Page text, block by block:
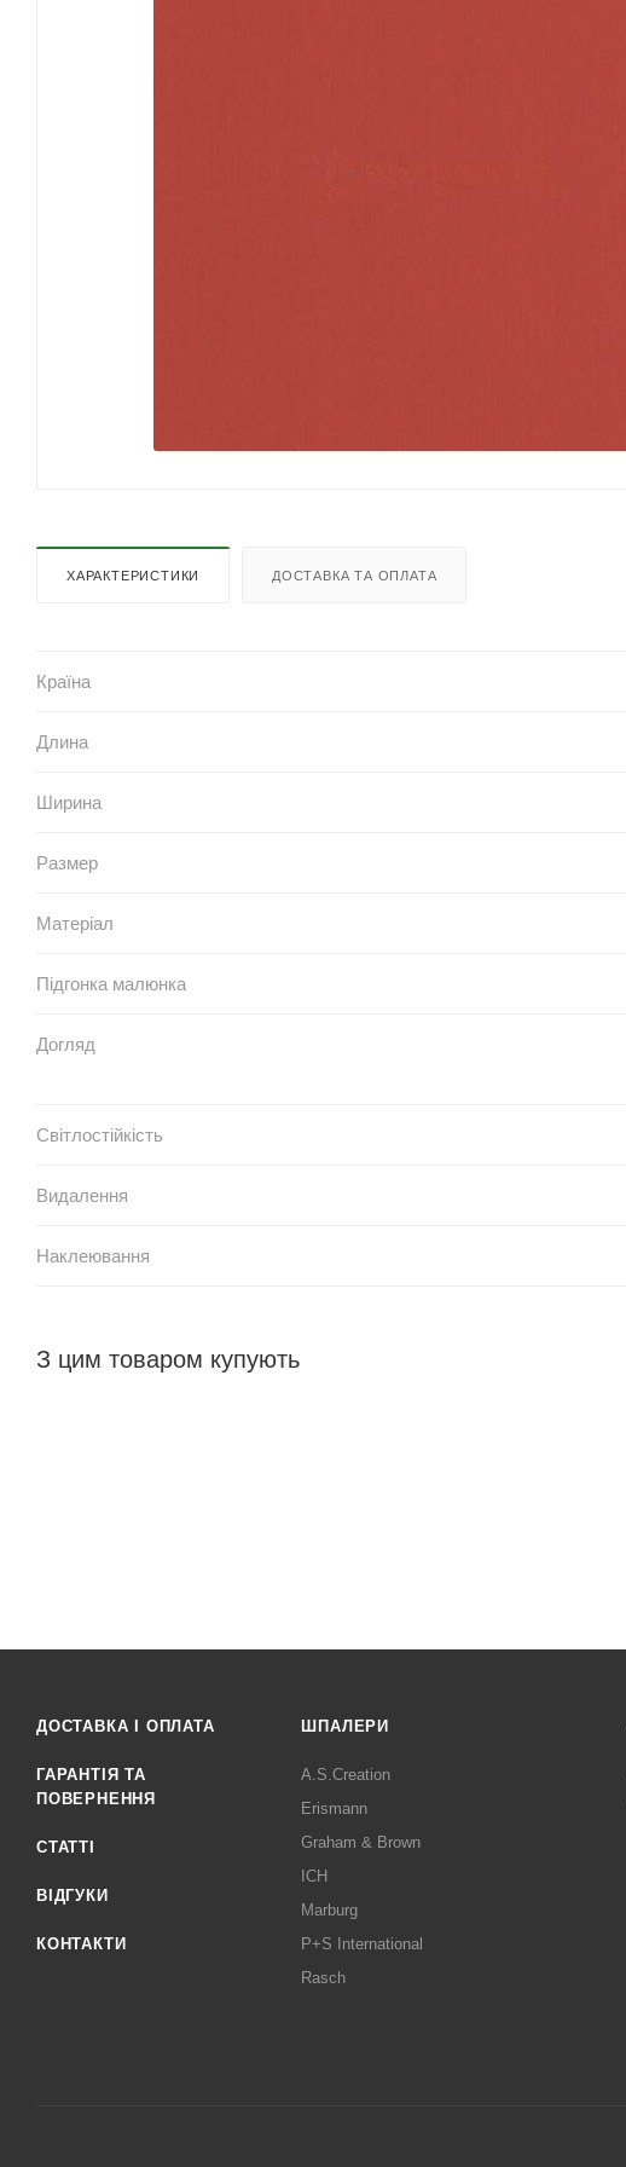
ХАРАКТЕРИСТИКИ ДОСТАВКА ТА ОПЛАТА
Країна
Длина
Ширина
Размер
Матеріал
Підгонка малюнка
Догляд
Світлостійкість
Видалення
Наклеювання
З цим товаром купують
ДОСТАВКА І ОПЛАТА
ГАРАНТІЯ ТА
ПОВЕРНЕННЯ
СТАТТІ
ВІДГУКИ
КОНТАКТИ
ШПАЛЕРИ
A.S.Creation
Erismann
Graham & Brown
ICH
Marburg
P+S International
Rasch